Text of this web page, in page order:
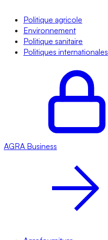
Politique agricole
Environnement
Politique sanitaire
Politiques internationales
AGRA Business